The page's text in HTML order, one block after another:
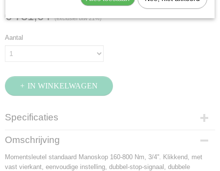
€ 751,04 (exclusief btw 21%)
Aantal
IN WINKELWAGEN
Specificaties
Productcode
50190081
EAN code
4018754031931
Omschrijving
Momentsleutel standaard Manoskop 160-800 Nm, 3/4''. Klikkend, met
vast vierkant, eenvoudige instelling, dubbel-stop-signaal, dubbele